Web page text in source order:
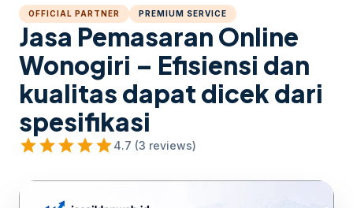
OFFICIAL PARTNER PREMIUM SERVICE
Jasa Pemasaran Online
Wonogiri – Efisiensi dan
kualitas dapat dicek dari
spesifikasi
starstarstarstarstar4.7 (3 reviews)